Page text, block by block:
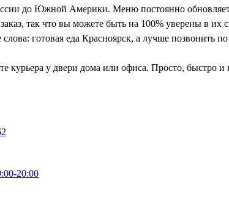
до Южной Америки. Меню постоянно
так что вы можете быть на 100% уверены в
готовая еда Красноярск, а лучше позвонить
курьера у двери дома или офиса. Просто, быстро и
20:00